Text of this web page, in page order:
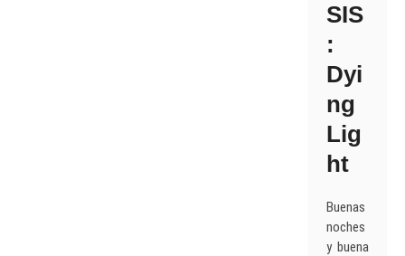
SIS
:
Dyi
ng
Lig
ht
Buenas
noches
y buena